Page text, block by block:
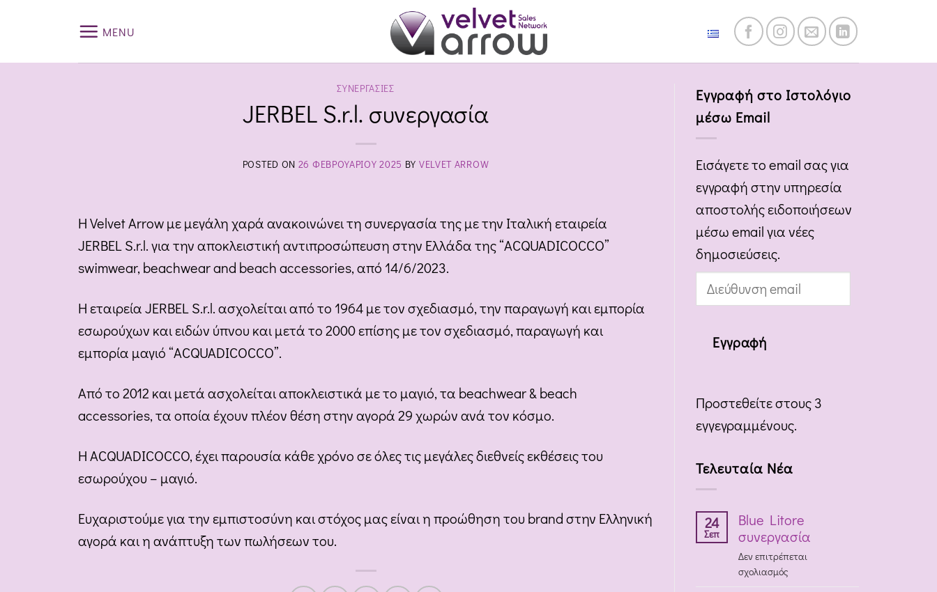
MENU Ελληνικά
ΣΥΝΕΡΓΑΣΊΕΣ
JERBEL S.r.l. συνεργασία
POSTED ON 26 ΦΕΒΡΟΥΑΡΊΟΥ 2025 BY VELVET ARROW
Η Velvet Arrow με μεγάλη χαρά ανακοινώνει τη συνεργασία της με την Ιταλική εταιρεία
JERBEL S.r.l. για την αποκλειστική αντιπροσώπευση στην Ελλάδα της “ACQUADICOCCO”
swimwear, beachwear and beach accessories, από 14/6/2023.
Η εταιρεία JERBEL S.r.l. ασχολείται από το 1964 με τον σχεδιασμό, την παραγωγή και εμπορία
εσωρούχων και ειδών ύπνου και μετά το 2000 επίσης με τον σχεδιασμό, παραγωγή και
εμπορία μαγιό “ACQUADICOCCO”.
Από το 2012 και μετά ασχολείται αποκλειστικά με το μαγιό, τα beachwear & beach
accessories, τα οποία έχουν πλέον θέση στην αγορά 29 χωρών ανά τον κόσμο.
Η ACQUADICOCCO, έχει παρουσία κάθε χρόνο σε όλες τις μεγάλες διεθνείς εκθέσεις του
εσωρούχου – μαγιό.
Ευχαριστούμε για την εμπιστοσύνη και στόχος μας είναι η προώθηση του brand στην Ελληνική
αγορά και η ανάπτυξη των πωλήσεων του.
Εγγραφή στο Ιστολόγιο
μέσω Email
Εισάγετε το email σας για
εγγραφή στην υπηρεσία
αποστολής ειδοποιήσεων
μέσω email για νέες
δημοσιεύσεις.
Διεύθυνση
Εγγραφή
Προστεθείτε στους 3
εγγεγραμμένους.
Τελευταία Νέα
24
Σεπ
Blue Litore
συνεργασία
Δεν επιτρέπεται
σχολιασμός